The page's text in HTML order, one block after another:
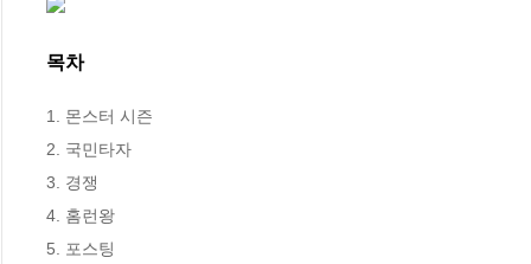
목차
1. 몬스터 시즌
2. 국민타자
3. 경쟁
4. 홈런왕
5. 포스팅